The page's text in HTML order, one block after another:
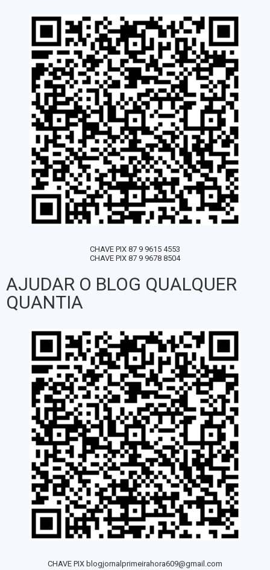
CHAVE PIX 87 9 9615 4553
CHAVE PIX 87 9 9678 8504
AJUDAR O BLOG QUALQUER
QUANTIA
CHAVE PIX blogjornalprimeirahora609@gmail.com